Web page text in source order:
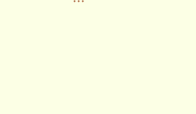
* * *